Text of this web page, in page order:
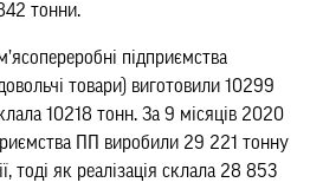
тонни.
підприємства
товари) виготовили 10299
10218 тонн. За 9 місяців 2020
ПП виробили 29 221 тонну
тоді як реалізація склала 28 853